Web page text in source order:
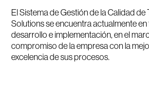
El Sistema de Gestión de la Calidad
Solutions se encuentra actualmente en
desarrollo e implementación, en el
compromiso de la empresa con la
excelencia de sus procesos.